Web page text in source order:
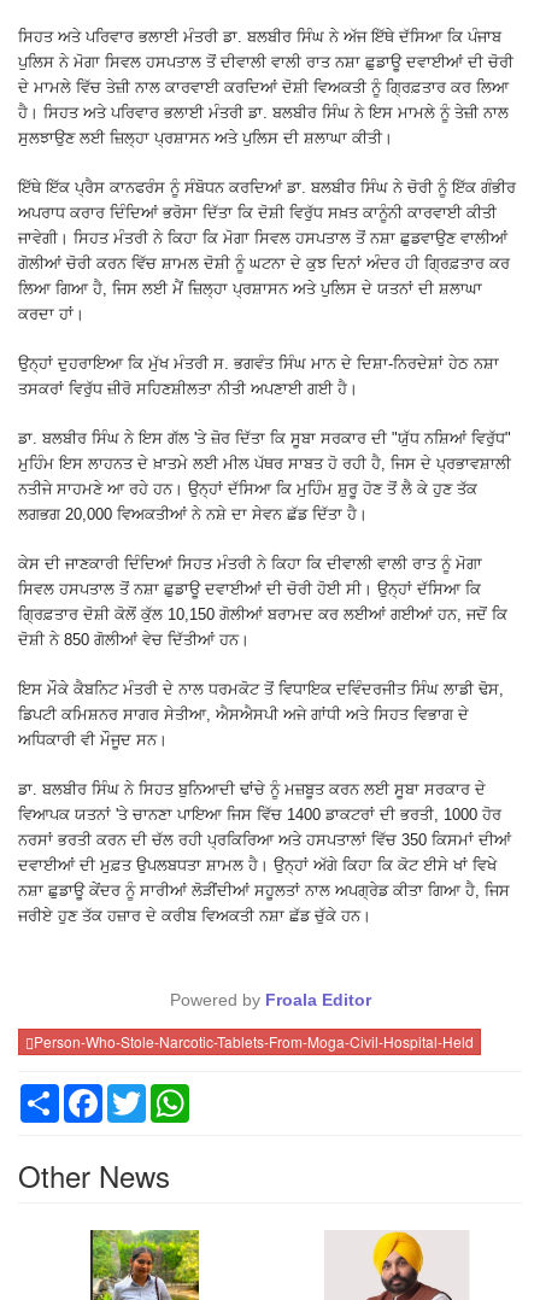
ਸਿਹਤ ਅਤੇ ਪਰਿਵਾਰ ਭਲਾਈ ਮੰਤਰੀ ਡਾ. ਬਲਬੀਰ ਸਿੰਘ ਨੇ ਅੱਜ ਇੱਥੇ ਦੱਸਿਆ ਕਿ ਪੰਜਾਬ
ਪੁਲਿਸ ਨੇ ਮੋਗਾ ਸਿਵਲ ਹਸਪਤਾਲ ਤੋਂ ਦੀਵਾਲੀ ਵਾਲੀ ਰਾਤ ਨਸ਼ਾ ਛੁਡਾਊ ਦਵਾਈਆਂ ਦੀ ਚੋਰੀ
ਦੇ ਮਾਮਲੇ ਵਿੱਚ ਤੇਜ਼ੀ ਨਾਲ ਕਾਰਵਾਈ ਕਰਦਿਆਂ ਦੋਸ਼ੀ ਵਿਅਕਤੀ ਨੂੰ ਗ੍ਰਿਫ਼ਤਾਰ ਕਰ ਲਿਆ
ਹੈ। ਸਿਹਤ ਅਤੇ ਪਰਿਵਾਰ ਭਲਾਈ ਮੰਤਰੀ ਡਾ. ਬਲਬੀਰ ਸਿੰਘ ਨੇ ਇਸ ਮਾਮਲੇ ਨੂੰ ਤੇਜ਼ੀ ਨਾਲ
ਸੁਲਝਾਉਣ ਲਈ ਜ਼ਿਲ੍ਹਾ ਪ੍ਰਸ਼ਾਸਨ ਅਤੇ ਪੁਲਿਸ ਦੀ ਸ਼ਲਾਘਾ ਕੀਤੀ।
ਇੱਥੇ ਇੱਕ ਪ੍ਰੈਸ ਕਾਨਫਰੰਸ ਨੂੰ ਸੰਬੋਧਨ ਕਰਦਿਆਂ ਡਾ. ਬਲਬੀਰ ਸਿੰਘ ਨੇ ਚੋਰੀ ਨੂੰ ਇੱਕ ਗੰਭੀਰ
ਅਪਰਾਧ ਕਰਾਰ ਦਿੰਦਿਆਂ ਭਰੋਸਾ ਦਿੱਤਾ ਕਿ ਦੋਸ਼ੀ ਵਿਰੁੱਧ ਸਖ਼ਤ ਕਾਨੂੰਨੀ ਕਾਰਵਾਈ ਕੀਤੀ
ਜਾਵੇਗੀ। ਸਿਹਤ ਮੰਤਰੀ ਨੇ ਕਿਹਾ ਕਿ ਮੋਗਾ ਸਿਵਲ ਹਸਪਤਾਲ ਤੋਂ ਨਸ਼ਾ ਛੁਡਵਾਉਣ ਵਾਲੀਆਂ
ਗੋਲੀਆਂ ਚੋਰੀ ਕਰਨ ਵਿੱਚ ਸ਼ਾਮਲ ਦੋਸ਼ੀ ਨੂੰ ਘਟਨਾ ਦੇ ਕੁਝ ਦਿਨਾਂ ਅੰਦਰ ਹੀ ਗ੍ਰਿਫ਼ਤਾਰ ਕਰ
ਲਿਆ ਗਿਆ ਹੈ, ਜਿਸ ਲਈ ਮੈਂ ਜ਼ਿਲ੍ਹਾ ਪ੍ਰਸ਼ਾਸਨ ਅਤੇ ਪੁਲਿਸ ਦੇ ਯਤਨਾਂ ਦੀ ਸ਼ਲਾਘਾ
ਕਰਦਾ ਹਾਂ।
ਉਨ੍ਹਾਂ ਦੁਹਰਾਇਆ ਕਿ ਮੁੱਖ ਮੰਤਰੀ ਸ. ਭਗਵੰਤ ਸਿੰਘ ਮਾਨ ਦੇ ਦਿਸ਼ਾ-ਨਿਰਦੇਸ਼ਾਂ ਹੇਠ ਨਸ਼ਾ
ਤਸਕਰਾਂ ਵਿਰੁੱਧ ਜ਼ੀਰੋ ਸਹਿਣਸ਼ੀਲਤਾ ਨੀਤੀ ਅਪਣਾਈ ਗਈ ਹੈ।
ਡਾ. ਬਲਬੀਰ ਸਿੰਘ ਨੇ ਇਸ ਗੱਲ 'ਤੇ ਜ਼ੋਰ ਦਿੱਤਾ ਕਿ ਸੂਬਾ ਸਰਕਾਰ ਦੀ "ਯੁੱਧ ਨਸ਼ਿਆਂ ਵਿਰੁੱਧ"
ਮੁਹਿੰਮ ਇਸ ਲਾਹਨਤ ਦੇ ਖ਼ਾਤਮੇ ਲਈ ਮੀਲ ਪੱਥਰ ਸਾਬਤ ਹੋ ਰਹੀ ਹੈ, ਜਿਸ ਦੇ ਪ੍ਰਭਾਵਸ਼ਾਲੀ
ਨਤੀਜੇ ਸਾਹਮਣੇ ਆ ਰਹੇ ਹਨ। ਉਨ੍ਹਾਂ ਦੱਸਿਆ ਕਿ ਮੁਹਿੰਮ ਸ਼ੁਰੂ ਹੋਣ ਤੋਂ ਲੈ ਕੇ ਹੁਣ ਤੱਕ
ਲਗਭਗ 20,000 ਵਿਅਕਤੀਆਂ ਨੇ ਨਸ਼ੇ ਦਾ ਸੇਵਨ ਛੱਡ ਦਿੱਤਾ ਹੈ।
ਕੇਸ ਦੀ ਜਾਣਕਾਰੀ ਦਿੰਦਿਆਂ ਸਿਹਤ ਮੰਤਰੀ ਨੇ ਕਿਹਾ ਕਿ ਦੀਵਾਲੀ ਵਾਲੀ ਰਾਤ ਨੂੰ ਮੋਗਾ
ਸਿਵਲ ਹਸਪਤਾਲ ਤੋਂ ਨਸ਼ਾ ਛੁਡਾਊ ਦਵਾਈਆਂ ਦੀ ਚੋਰੀ ਹੋਈ ਸੀ। ਉਨ੍ਹਾਂ ਦੱਸਿਆ ਕਿ
ਗ੍ਰਿਫ਼ਤਾਰ ਦੋਸ਼ੀ ਕੋਲੋਂ ਕੁੱਲ 10,150 ਗੋਲੀਆਂ ਬਰਾਮਦ ਕਰ ਲਈਆਂ ਗਈਆਂ ਹਨ, ਜਦੋਂ ਕਿ
ਦੋਸ਼ੀ ਨੇ 850 ਗੋਲੀਆਂ ਵੇਚ ਦਿੱਤੀਆਂ ਹਨ।
ਇਸ ਮੌਕੇ ਕੈਬਨਿਟ ਮੰਤਰੀ ਦੇ ਨਾਲ ਧਰਮਕੋਟ ਤੋਂ ਵਿਧਾਇਕ ਦਵਿੰਦਰਜੀਤ ਸਿੰਘ ਲਾਡੀ ਢੋਸ,
ਡਿਪਟੀ ਕਮਿਸ਼ਨਰ ਸਾਗਰ ਸੇਤੀਆ, ਐਸਐਸਪੀ ਅਜੇ ਗਾਂਧੀ ਅਤੇ ਸਿਹਤ ਵਿਭਾਗ ਦੇ
ਅਧਿਕਾਰੀ ਵੀ ਮੌਜੂਦ ਸਨ।
ਡਾ. ਬਲਬੀਰ ਸਿੰਘ ਨੇ ਸਿਹਤ ਬੁਨਿਆਦੀ ਢਾਂਚੇ ਨੂੰ ਮਜ਼ਬੂਤ ਕਰਨ ਲਈ ਸੂਬਾ ਸਰਕਾਰ ਦੇ
ਵਿਆਪਕ ਯਤਨਾਂ 'ਤੇ ਚਾਨਣਾ ਪਾਇਆ ਜਿਸ ਵਿੱਚ 1400 ਡਾਕਟਰਾਂ ਦੀ ਭਰਤੀ, 1000 ਹੋਰ
ਨਰਸਾਂ ਭਰਤੀ ਕਰਨ ਦੀ ਚੱਲ ਰਹੀ ਪ੍ਰਕਿਰਿਆ ਅਤੇ ਹਸਪਤਾਲਾਂ ਵਿੱਚ 350 ਕਿਸਮਾਂ ਦੀਆਂ
ਦਵਾਈਆਂ ਦੀ ਮੁਫ਼ਤ ਉਪਲਬਧਤਾ ਸ਼ਾਮਲ ਹੈ। ਉਨ੍ਹਾਂ ਅੱਗੇ ਕਿਹਾ ਕਿ ਕੋਟ ਈਸੇ ਖਾਂ ਵਿਖੇ
ਨਸ਼ਾ ਛੁਡਾਊ ਕੇਂਦਰ ਨੂੰ ਸਾਰੀਆਂ ਲੋੜੀਂਦੀਆਂ ਸਹੂਲਤਾਂ ਨਾਲ ਅਪਗ੍ਰੇਡ ਕੀਤਾ ਗਿਆ ਹੈ, ਜਿਸ
ਜਰੀਏ ਹੁਣ ਤੱਕ ਹਜ਼ਾਰ ਦੇ ਕਰੀਬ ਵਿਅਕਤੀ ਨਸ਼ਾ ਛੱਡ ਚੁੱਕੇ ਹਨ।
Powered by Froala Editor
Person-Who-Stole-Narcotic-Tablets-From-Moga-Civil-Hospital-Held
Share Facebook
Twitter
Other News